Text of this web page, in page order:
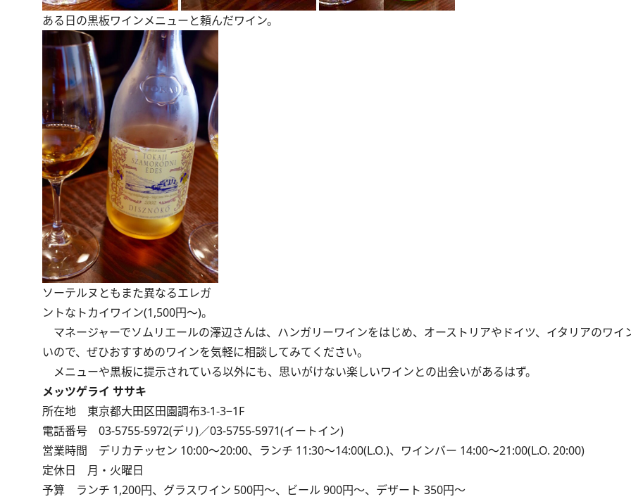
ある日の黒板ワインメニューと頼んだワイン。
ソーテルヌともまた異なるエレガ
ントなトカイワイン(1,500円～)。
マネージャーでソムリエールの澤辺さんは、ハンガリーワインをはじめ、オーストリアやドイツ、イタリアのワイ
いので、ぜひおすすめのワインを気軽に相談してみてください。
メニューや黒板に提示されている以外にも、思いがけない楽しいワインとの出会いがあるはず。
メッツゲライ ササキ
所在地 東京都大田区田園調布3-1-3−1F
電話番号 03-5755-5972(デリ)／03-5755-5971(イートイン)
営業時間 デリカテッセン 10:00～20:00、ランチ 11:30～14:00(L.O.)、ワインバー 14:00～21:00(L.O. 20:00)
定休日 月・火曜日
予算 ランチ 1,200円、グラスワイン 500円～、ビール 900円～、デザート 350円～